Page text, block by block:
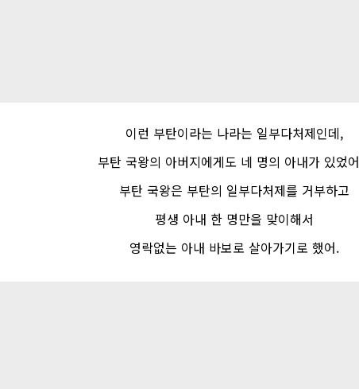
이런 부탄이라는 나라는 일부다처제인데,
부탄 국왕의 아버지에게도 네 명의 아내가 있었어
부탄 국왕은 부탄의 일부다처제를 거부하고
평생 아내 한 명만을 맞이해서
영락없는 아내 바보로 살아가기로 했어.